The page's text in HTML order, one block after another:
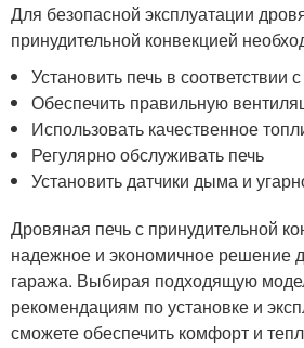
Для безопасной эксплуатации
принудительной конвекцией
Установить печь в соответствии
Обеспечить правильную
Использовать качественное
Регулярно обслуживать печь
Установить датчики дыма и
Дровяная печь с принудительной
надежное и экономичное решение
гаража. Выбирая подходящую
рекомендациям по установке и
сможете обеспечить комфорт и